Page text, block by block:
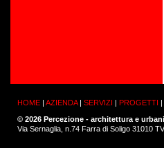
HOME | AZIENDA| SERVIZI | PROGETTI |
© 2026 Percezione - architettura e
Via Sernaglia, n.74 Farra di Soligo 31010